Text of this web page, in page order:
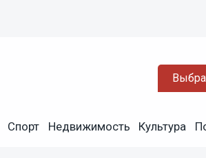
Спорт Недвижимость Культура